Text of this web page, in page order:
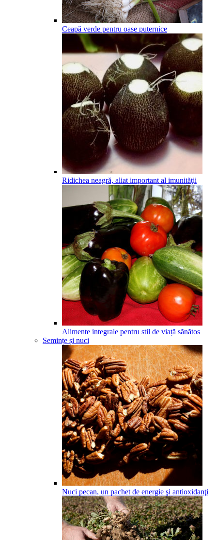
Ceapă verde pentru oase puternice
Ridichea neagră, aliat important al imunităţii
Alimente integrale pentru stil de viață sănătos
Semințe și nuci
Nuci pecan, un pachet de energie şi antioxidanţi